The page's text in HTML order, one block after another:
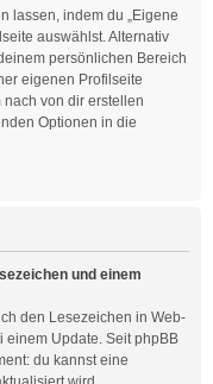
lassen, indem du „Eigene
auswählst. Alternativ
persönlichen Bereich
eigenen Profilseite
von dir erstellen
Optionen in die
und einem
den Lesezeichen in Web-
einem Update. Seit phpBB
du kannst eine